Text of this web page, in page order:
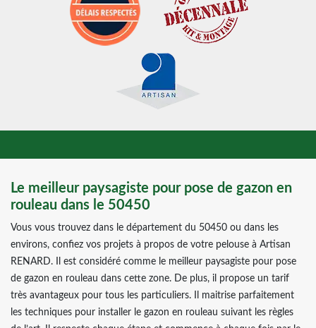
Le meilleur paysagiste pour pose de gazon en
rouleau dans le 50450
Vous vous trouvez dans le département du 50450 ou dans les
environs, confiez vos projets à propos de votre pelouse à Artisan
RENARD. Il est considéré comme le meilleur paysagiste pour pose
de gazon en rouleau dans cette zone. De plus, il propose un tarif
très avantageux pour tous les particuliers. Il maitrise parfaitement
les techniques pour installer le gazon en rouleau suivant les règles